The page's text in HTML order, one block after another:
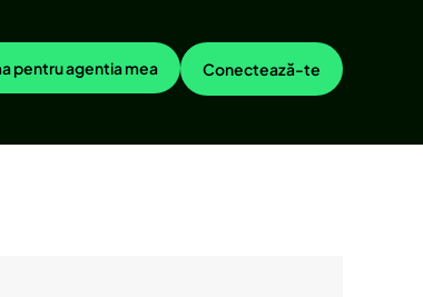
pentru agentia mea Conectează-te